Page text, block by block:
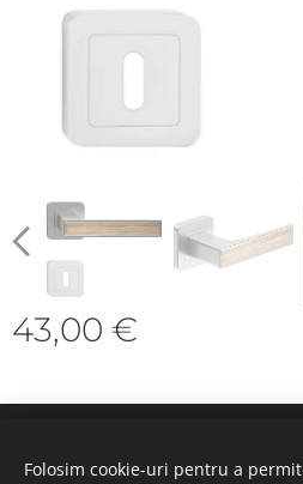
43,00 €
Folosim cookie-uri pentru a